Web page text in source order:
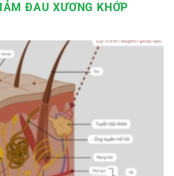
ĐAU XƯƠNG KHỚP